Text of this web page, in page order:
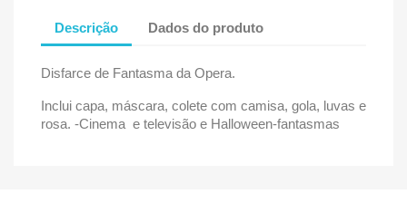
Descrição Dados do produto
Disfarce de Fantasma da Opera.
Inclui capa, máscara, colete com camisa, gola, luvas e
rosa. -Cinema e televisão e Halloween-fantasmas